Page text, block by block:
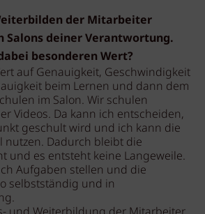
der Mitarbeiter
Salons deiner Verantwortung.
besonderen Wert?
auf Genauigkeit, Geschwindigkeit
beim Lernen und dann dem
im Salon. Wir schulen
Videos. Da kann ich entscheiden,
geschult wird und ich kann die
nutzen. Dadurch bleibt die
und es entsteht keine Langeweile.
Aufgaben stellen und die
selbstständig und in